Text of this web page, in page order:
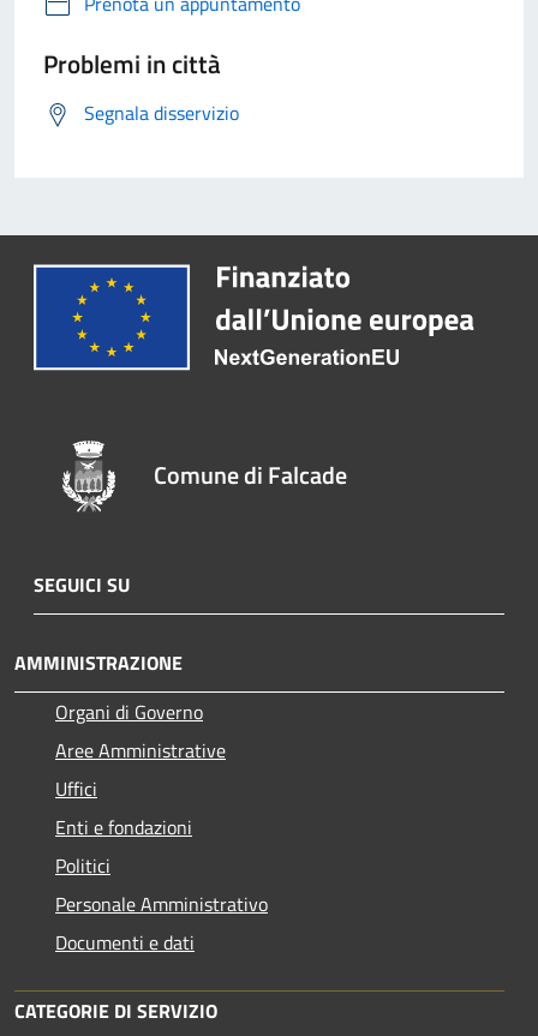
Problemi in città
Segnala disservizio
Comune di Falcade
SEGUICI SU
AMMINISTRAZIONE
Organi di Governo
Aree Amministrative
Uffici
Enti e fondazioni
Politici
Personale Amministrativo
Documenti e dati
CATEGORIE DI SERVIZIO